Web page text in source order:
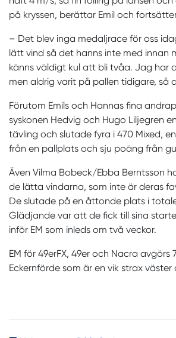
på kryssen, berättar Emil och
– Det blev inga medaljrace för oss
lätt vind så det hanns inte med innan
känns väldigt kul att bli tvåa. Jag har
men aldrig varit på pallen tidigare, så
Förutom Emils och Hannas fina
syskonen Hedvig och Hugo Liljegren
tävling och slutade fyra i 470 Mixed,
från en pallplats och sju poäng från
Även Vilma Bobeck/Ebba Berntsson
de lätta vindarna, som inte är deras
De slutade på en åttonde plats i
Glädjande var att de fick till sina
inför EM som inleds om två veckor.
EM för 49erFX, 49er och Nacra avgörs
Eckernförde som är en vik strax väster